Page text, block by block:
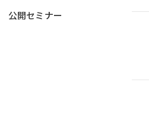
公開セミナー